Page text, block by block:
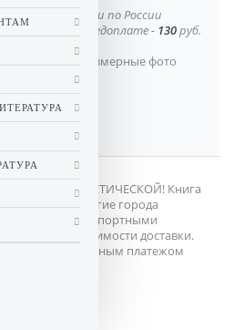
пересылки книги по России
по предоплате - 130руб.
полноразмерные фото
БУКИНИСТИЧЕСКОЙ! Книга
Доставка в другие города
или транспортными
без стоимости доставки.
заказ наложенным платежом